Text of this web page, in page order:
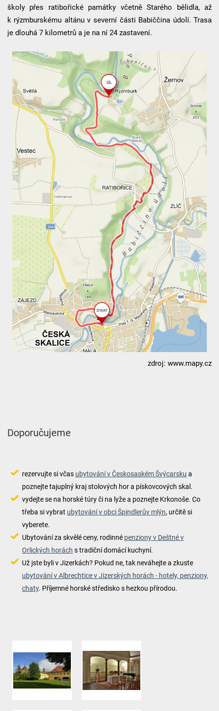
školy přes ratibořické památky včetně Starého bělidla, až
k rýzmburskému altánu v severní části Babiččina údolí. Trasa
je dlouhá 7 kilometrů a je na ní 24 zastavení.
zdroj: www.mapy.cz
Doporučujeme
rezervujte si včas ubytování v Českosaském Švýcarsku a
poznejte tajuplný kraj stolových hor a pískovcových skal.
vydejte se na horské túry či na lyže a poznejte Krkonoše. Co
třeba si vybrat ubytování v obci Špindlerův mlýn, určitě si
vyberete.
Ubytování za skvělé ceny, rodinné penziony v Deštné v
Orlických horách s tradiční domácí kuchyní.
Už jste byli v Jizerkách? Pokud ne, tak neváhejte a zkuste
ubytování v Albrechtice v Jizerských horách - hotely, penziony,
chaty. Příjemné horské středisko s hezkou přírodou.